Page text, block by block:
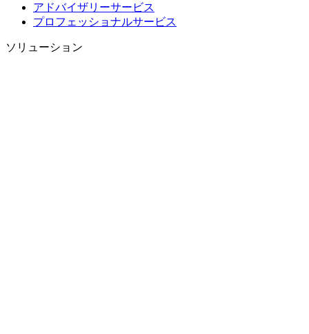
アドバイザリーサービス
プロフェッショナルサービス
ソリューション